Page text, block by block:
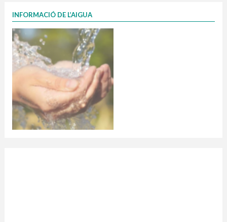
INFORMACIÓ DE L’AIGUA